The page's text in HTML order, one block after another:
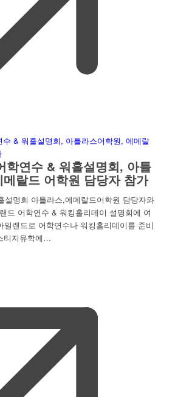
학연수 & 워홀설명회, 아틀
랄드 어학원 담당자 참가
설명회 아틀라스,에메랄드어학원 담당자와
드 어학연수 & 워킹홀리데이 설명회에 여
일랜드로 어학연수나 워킹홀리데이를 준비
티지유학에…